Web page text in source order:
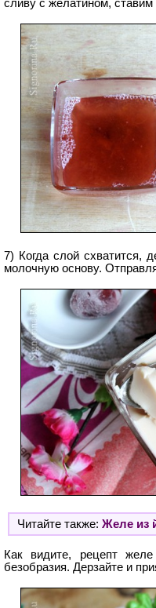
сливу с желатином, ставим
7) Когда слой схватится,
молочную основу.
Читайте также: Желе из
Как видите, рецепт
безобразия. Дерзайте и